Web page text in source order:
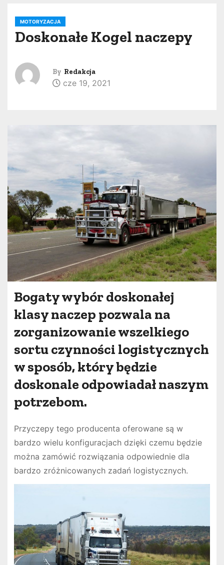
MOTORYZACJA
Doskonałe Kogel naczepy
By Redakcja
cze 19, 2021
Bogaty wybór doskonałej
klasy naczep pozwala na
zorganizowanie wszelkiego
sortu czynności logistycznych
w sposób, który będzie
doskonale odpowiadał naszym
potrzebom.
Przyczepy tego producenta oferowane są w
bardzo wielu konfiguracjach dzięki czemu będzie
można zamówić rozwiązania odpowiednie dla
bardzo zróżnicowanych zadań logistycznych.